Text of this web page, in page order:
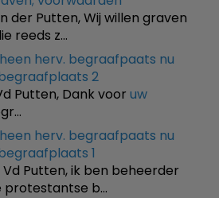
der Putten, Wij willen graven
reeds z…
herv. begraafpaats nu
2
Putten, Dank voor uw
herv. begraafpaats nu
1
Putten, ik ben beheerder
protestantse b…